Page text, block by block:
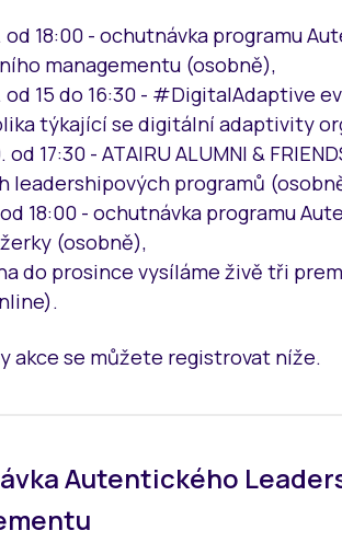
od 18:00 - ochutnávka programu
managementu (osobně),
od 15 do 16:30 - #DigitalAdaptive
týkající se digitální adaptivity
od 17:30 - ATAIRU ALUMNI &
leadershipových programů
od 18:00 - ochutnávka programu
(osobně),
do prosince vysíláme živě tři
akce se můžete registrovat níže.
Autentického